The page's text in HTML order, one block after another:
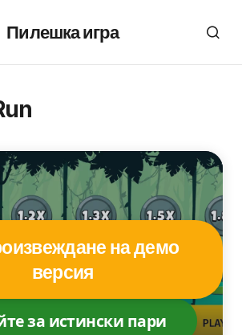
Пилешка игра
на демо
версия
за истински пари